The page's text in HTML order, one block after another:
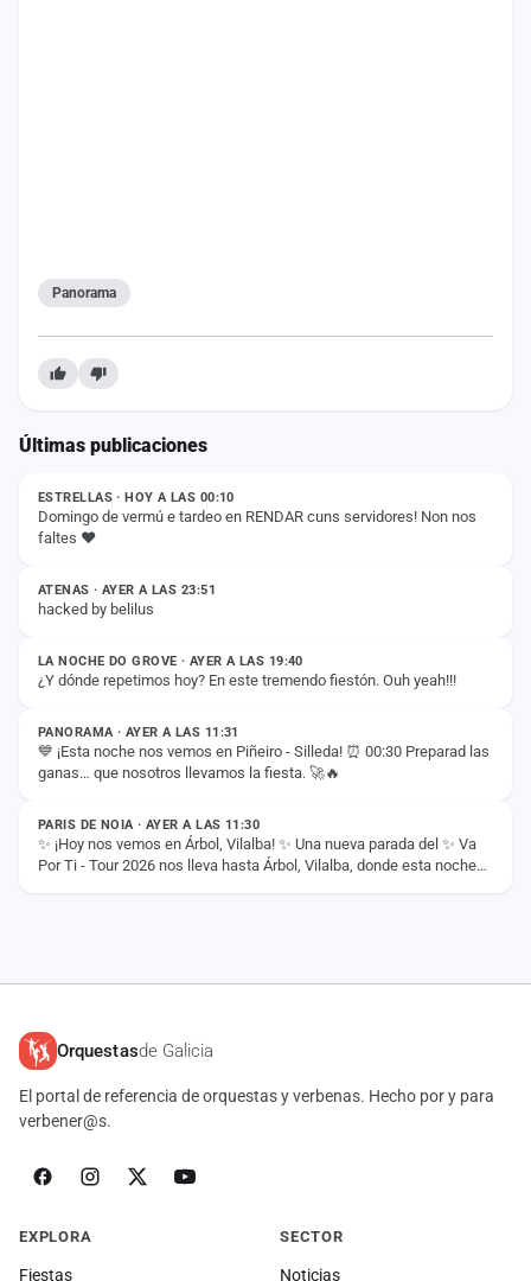
Panorama
Últimas publicaciones
ESTADO
ESTRELLAS · HOY A LAS 00:10
Domingo de vermú e tardeo en RENDAR cuns servidores! Non nos
faltes ❤️
ESTADO
ATENAS · AYER A LAS 23:51
hacked by belilus
ESTADO
LA NOCHE DO GROVE · AYER A LAS 19:40
¿Y dónde repetimos hoy? En este tremendo fiestón. Ouh yeah!!!
ESTADO
PANORAMA · AYER A LAS 11:31
💙 ¡Esta noche nos vemos en Piñeiro - Silleda! ⏰ 00:30 Preparad las
ganas… que nosotros llevamos la fiesta. 🚀🔥
ESTADO
PARIS DE NOIA · AYER A LAS 11:30
✨ ¡Hoy nos vemos en Árbol, Vilalba! ✨ Una nueva parada del ✨ Va
Por Ti - Tour 2026 nos lleva hasta Árbol, Vilalba, donde esta noche
Orquestasde Galicia
El portal de referencia de orquestas y verbenas. Hecho por y para
verbener@s.
EXPLORA
Fiestas
SECTOR
Noticias